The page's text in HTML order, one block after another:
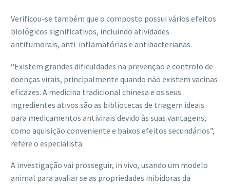
Verificou-se também que o composto possui vários efeitos
biológicos significativos, incluindo atividades
antitumorais, anti-inflamatórias e antibacterianas.
“Existem grandes dificuldades na prevenção e controlo de
doenças virais, principalmente quando não existem vacinas
eficazes. A medicina tradicional chinesa e os seus
ingredientes ativos são as bibliotecas de triagem ideais
para medicamentos antivirais devido às suas vantagens,
como aquisição conveniente e baixos efeitos secundários”,
refere o especialista.
A investigação vai prosseguir, in vivo, usando um modelo
animal para avaliar se as propriedades inibidoras da